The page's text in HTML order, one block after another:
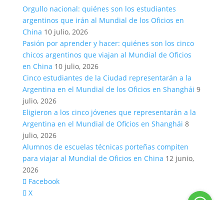
Orgullo nacional: quiénes son los estudiantes
argentinos que irán al Mundial de los Oficios en
China 10 julio, 2026
Pasión por aprender y hacer: quiénes son los cinco
chicos argentinos que viajan al Mundial de Oficios
en China 10 julio, 2026
Cinco estudiantes de la Ciudad representarán a la
Argentina en el Mundial de los Oficios en Shanghái 9
julio, 2026
Eligieron a los cinco jóvenes que representarán a la
Argentina en el Mundial de Oficios en Shanghái 8
julio, 2026
Alumnos de escuelas técnicas porteñas compiten
para viajar al Mundial de Oficios en China 12 junio,
2026
Facebook
X